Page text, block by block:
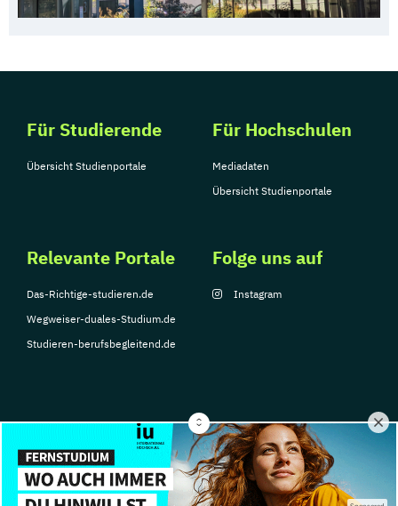
Für Studierende
Übersicht Studienportale
Für Hochschulen
Mediadaten
Übersicht Studienportale
Relevante Portale
Das-Richtige-studieren.de
Wegweiser-duales-Studium.de
Studieren-berufsbegleitend.de
Folge uns auf
Instagram
© Copyright 2026, TarGroup Media GmbH
Impressum
Datenschutzerklärung Nutzungsbedingungen